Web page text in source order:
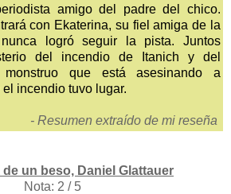
amigo del padre del chico.
con Ekaterina, su fiel amiga de la
logró seguir la pista. Juntos
del incendio de Itanich y del
que está asesinando a
incendio tuvo lugar.
- Resumen extraído de mi reseña
de un beso, Daniel Glattauer
Nota: 2 / 5